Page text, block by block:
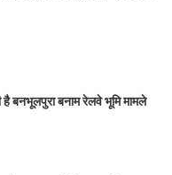
है बनभूलपुरा बनाम रेलवे भूमि मामले